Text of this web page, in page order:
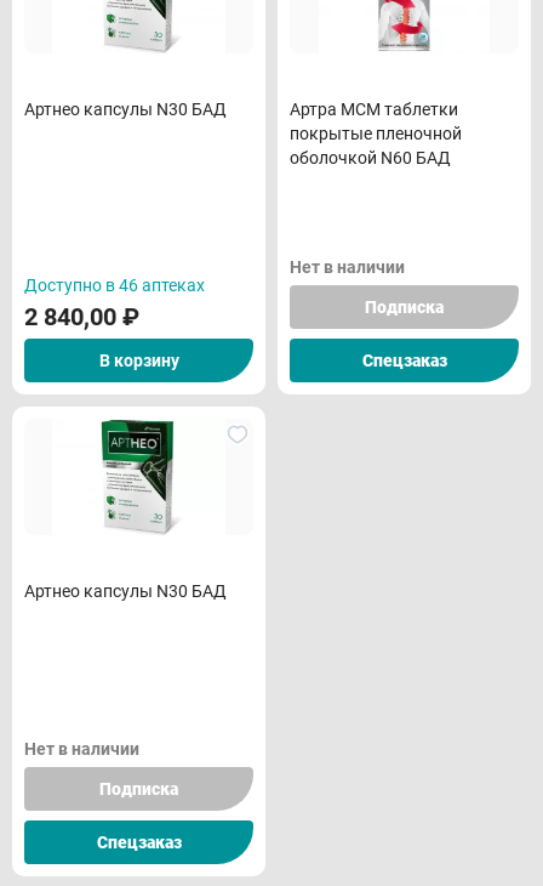
Артнео капсулы N30 БАД
Доступно в 46 аптеках
2 840,00 ₽
В корзину
Артра МСМ таблетки
покрытые пленочной
оболочкой N60 БАД
Нет в наличии
Подписка
Спецзаказ
Артнео капсулы N30 БАД
Нет в наличии
Подписка
Спецзаказ